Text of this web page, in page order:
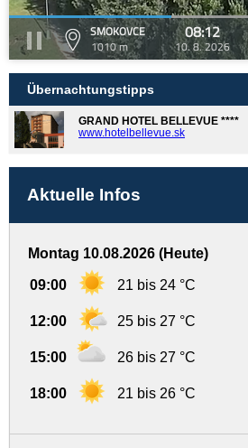
SMOKOVCE
1010 m
08:12
10. 8. 2026
Übernachtungstipps
GRAND HOTEL BELLEVUE ****
www.hotelbellevue.sk
Aktuelle Infos
Montag 10.08.2026 (Heute)
09:00 21 bis 24 °C
12:00 25 bis 27 °C
15:00 26 bis 27 °C
18:00 21 bis 26 °C